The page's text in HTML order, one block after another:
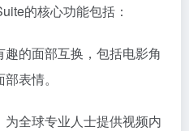
的核心功能包括：
的面部互换，包括电影角
表情。
全球专业人士提供视频内